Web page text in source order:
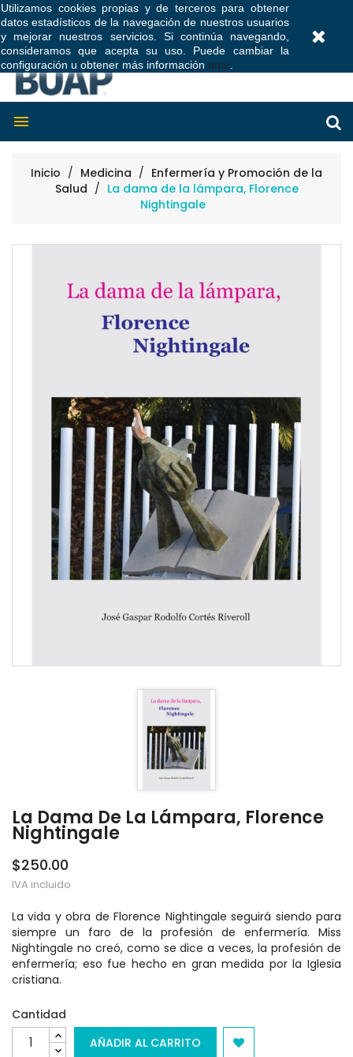
Utilizamos cookies propias y de terceros para obtener
datos estadísticos de la navegación de nuestros usuarios
y mejorar nuestros servicios. Si continúa navegando,
consideramos que acepta su uso. Puede cambiar la
configuración u obtener más información aquí

Inicio Medicina
Enfermería y Promoción de la
Salud
La dama de la lámpara, Florence
Nightingale
La Dama De La Lámpara, Florence
Nightingale
$250.00
IVA incluido
La vida y obra de Florence Nightingale seguirá siendo para
siempre un faro de la profesión de enfermería. Miss
Nightingale no creó, como se dice a veces, la profesión de
enfermería; eso fue hecho en gran medida por la Iglesia
cristiana.
Cantidad
AÑADIR AL CARRITO